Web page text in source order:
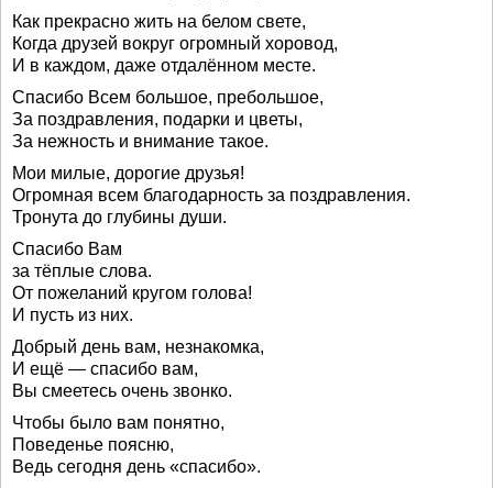
Как прекрасно жить на белом свете,
Когда друзей вокруг огромный хоровод,
И в каждом, даже отдалённом месте.
Спасибо Всем большое, пребольшое,
За поздравления, подарки и цветы,
За нежность и внимание такое.
Мои милые, дорогие друзья!
Огромная всем благодарность за поздравления.
Тронута до глубины души.
Спасибо Вам
за тёплые слова.
От пожеланий кругом голова!
И пусть из них.
Добрый день вам, незнакомка,
И ещё — спасибо вам,
Вы смеетесь очень звонко.
Чтобы было вам понятно,
Поведенье поясню,
Ведь сегодня день «спасибо».